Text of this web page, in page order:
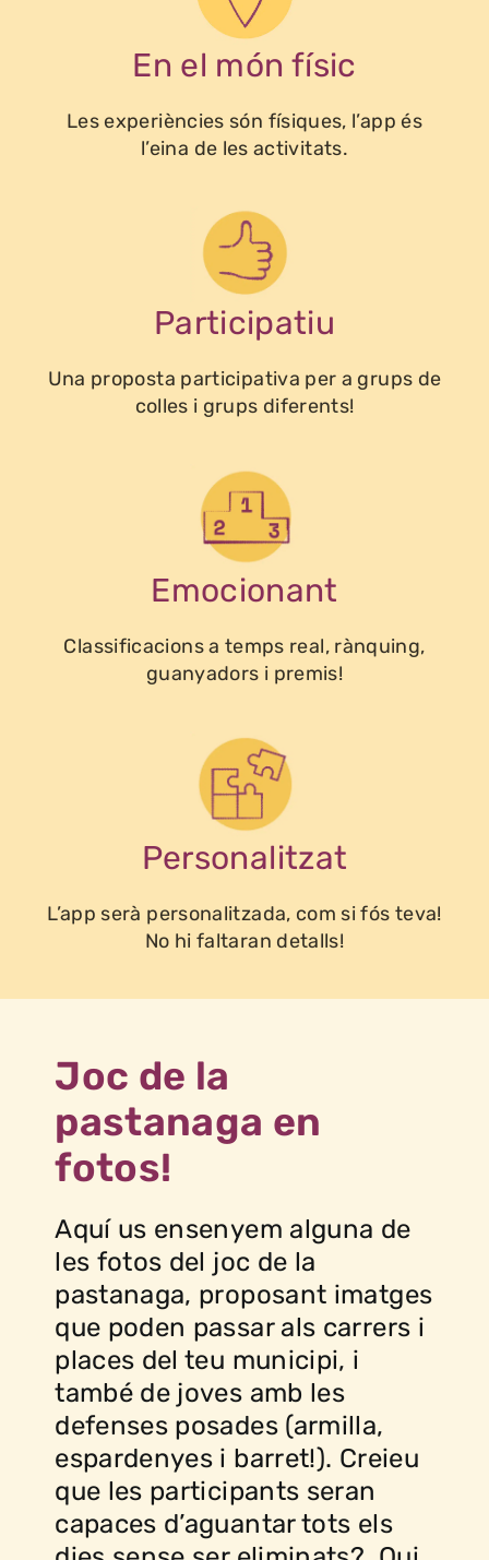
En el món físic
Les experiències són físiques, l’app és
l’eina de les activitats.
Participatiu
Una proposta participativa per a grups de
colles i grups diferents!
Emocionant
Classificacions a temps real, rànquing,
guanyadors i premis!
Personalitzat
L’app serà personalitzada, com si fós teva!
No hi faltaran detalls!
Joc de la
pastanaga en
fotos!
Aquí us ensenyem alguna de
les fotos del joc de la
pastanaga, proposant imatges
que poden passar als carrers i
places del teu municipi, i
també de joves amb les
defenses posades (armilla,
espardenyes i barret!). Creieu
que les participants seran
capaces d’aguantar tots els